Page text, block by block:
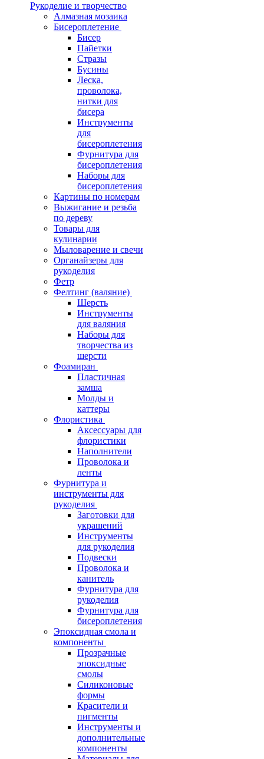
Рукоделие и творчество
Алмазная мозаика
Бисероплетение
Бисер
Пайетки
Стразы
Бусины
Леска,
проволока,
нитки для
бисера
Инструменты
для
бисероплетения
Фурнитура для
бисероплетения
Наборы для
бисероплетения
Картины по номерам
Выжигание и резьба
по дереву
Товары для
кулинарии
Мыловарение и свечи
Органайзеры для
рукоделия
Фетр
Фелтинг (валяние)
Шерсть
Инструменты
для валяния
Наборы для
творчества из
шерсти
Фоамиран
Пластичная
замша
Молды и
каттеры
Флористика
Аксессуары для
флористики
Наполнители
Проволока и
ленты
Фурнитура и
инструменты для
рукоделия
Заготовки для
украшений
Инструменты
для рукоделия
Подвески
Проволока и
канитель
Фурнитура для
рукоделия
Фурнитура для
бисероплетения
Эпоксидная смола и
компоненты
Прозрачные
эпоксидные
смолы
Силиконовые
формы
Красители и
пигменты
Инструменты и
дополнительные
компоненты